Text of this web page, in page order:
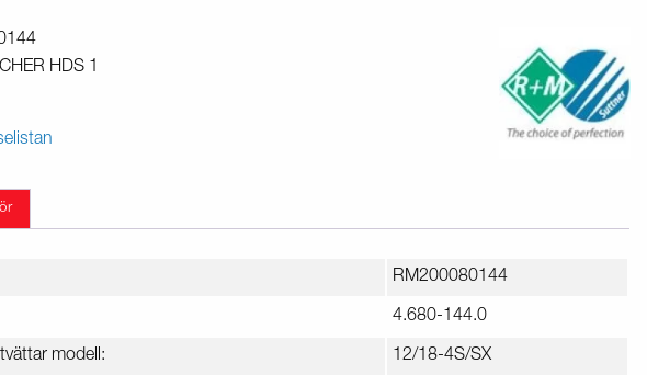
HDS 1
RM200080144
4.680-144.0
modell: 12/18-4S/SX